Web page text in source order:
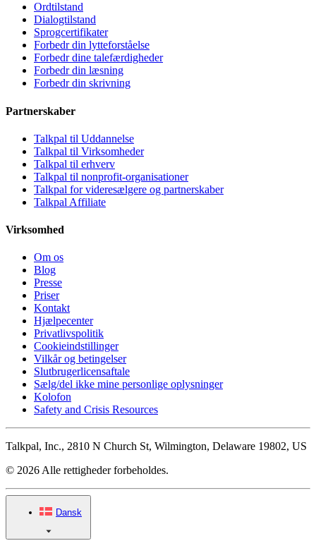
Ordtilstand
Dialogtilstand
Sprogcertifikater
Forbedr din lytteforståelse
Forbedr dine talefærdigheder
Forbedr din læsning
Forbedr din skrivning
Partnerskaber
Talkpal til Uddannelse
Talkpal til Virksomheder
Talkpal til erhverv
Talkpal til nonprofit-organisationer
Talkpal for videresælgere og partnerskaber
Talkpal Affiliate
Virksomhed
Om os
Blog
Presse
Priser
Kontakt
Hjælpecenter
Privatlivspolitik
Cookieindstillinger
Vilkår og betingelser
Slutbrugerlicensaftale
Sælg/del ikke mine personlige oplysninger
Kolofon
Safety and Crisis Resources
Talkpal, Inc., 2810 N Church St, Wilmington, Delaware 19802, US
© 2026 Alle rettigheder forbeholdes.
Dansk